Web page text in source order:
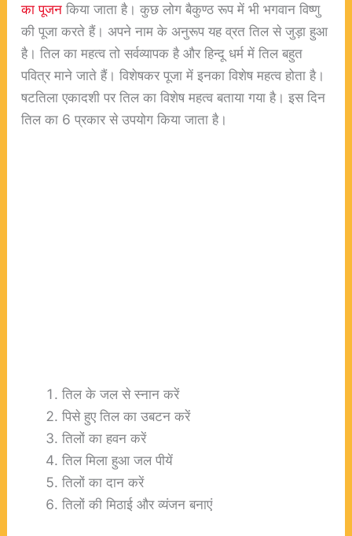
का पूजनकिया जाता है। कुछ लोग बैकुण्ठ रूप में भी भगवान विष्णु
की पूजा करते हैं। अपने नाम के अनुरूप यह व्रत तिल से जुड़ा हुआ
है। तिल का महत्व तो सर्वव्यापक है और हिन्दू धर्म में तिल बहुत
पवित्र माने जाते हैं। विशेषकर पूजा में इनका विशेष महत्व होता है।
षटतिला एकादशी पर तिल का विशेष महत्व बताया गया है। इस दिन
तिल का 6 प्रकार से उपयोग किया जाता है।
तिल के जल से स्नान करें
पिसे हुए तिल का उबटन करें
तिलों का हवन करें
तिल मिला हुआ जल पीयें
तिलों का दान करें
तिलों की मिठाई और व्यंजन बनाएं